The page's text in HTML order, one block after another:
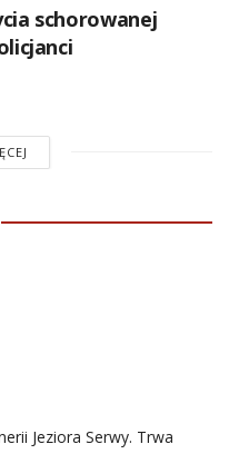
schorowanej
Jeziora Serwy. Trwa